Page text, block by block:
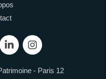
- Paris 12